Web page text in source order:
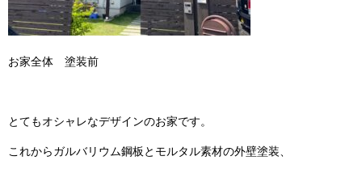
お家全体 塗装前
とてもオシャレなデザインのお家です。
これからガルバリウム鋼板とモルタル素材の外壁塗装、